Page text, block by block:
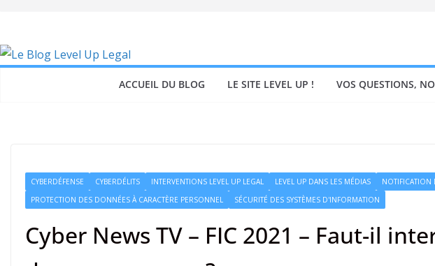
content
ACCUEIL DU BLOG LE SITE LEVEL UP ! VOS QUESTIONS,
CYBERDÉFENSE CYBERDÉLITS INTERVENTIONS LEVEL UP LEGAL LEVEL UP DANS LES MÉDIAS
NOTIFICATION
PROTECTION DES DONNÉES À CARACTÈRE PERSONNEL
SÉCURITÉ DES SYSTÈMES D'INFORMATION
Cyber News TV – FIC 2021 – Faut-il